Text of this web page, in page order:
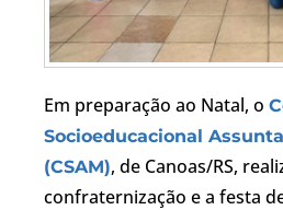
Em preparação ao Natal, o
Socioeducacional
(CSAM), de Canoas/RS,
confraternização e a festa